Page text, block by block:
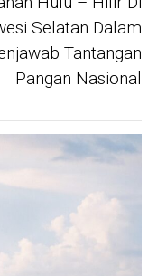
Selatan Dalam
Tantangan
Pangan Nasional